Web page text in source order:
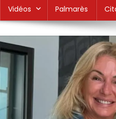
Vidéos Palmarès